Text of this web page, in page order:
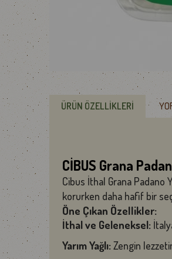
ÜRÜN ÖZELLIKLERI
CİBUS Grana
Cibus İthal Grana Padano
korurken daha hafif bir
Öne Çıkan Özellikler:
İthal ve Geleneksel:
Yarım Yağlı: Zengin